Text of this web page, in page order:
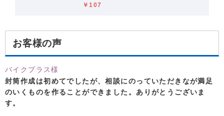
￥107
お客様の声
バイクプラス様
封筒作成は初めてでしたが、相談にのっていただきなが満足
のいくものを作ることができました。ありがとうございま
す。